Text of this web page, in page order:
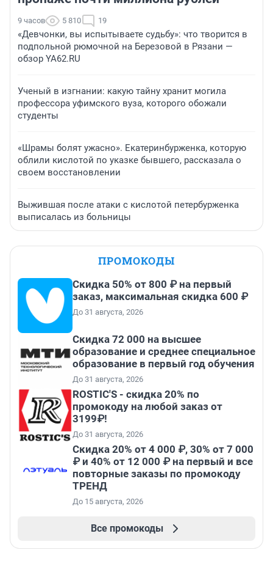
9 часов 5 810 19
«Девчонки, вы испытываете судьбу»: что творится в
подпольной рюмочной на Березовой в Рязани —
обзор YA62.RU
Ученый в изгнании: какую тайну хранит могила
профессора уфимского вуза, которого обожали
студенты
«Шрамы болят ужасно». Екатеринбурженка, которую
облили кислотой по указке бывшего, рассказала о
своем восстановлении
Выжившая после атаки с кислотой петербурженка
выписалась из больницы
ПРОМОКОДЫ
Скидка 50% от 800 ₽ на первый
заказ, максимальная скидка 600 ₽
До 31 августа, 2026
Скидка 72 000 на высшее
образование и среднее специальное
образование в первый год обучения
До 31 августа, 2026
ROSTIC'S - скидка 20% по
промокоду на любой заказ от
3199₽!
До 31 августа, 2026
Скидка 20% от 4 000 ₽, 30% от 7 000
₽ и 40% от 12 000 ₽ на первый и все
повторные заказы по промокоду
ТРЕНД
До 15 августа, 2026
Все промокоды